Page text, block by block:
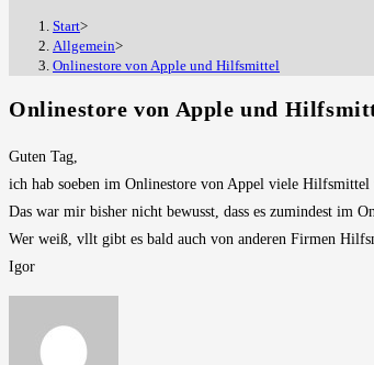
Start>
Allgemein>
Onlinestore von Apple und Hilfsmittel
Onlinestore von Apple und
Guten Tag,
ich hab soeben im Onlinestore von Appel viele
Das war mir bisher nicht bewusst, dass es zumindest im
Wer weiß, vllt gibt es bald auch von anderen Firmen
Igor